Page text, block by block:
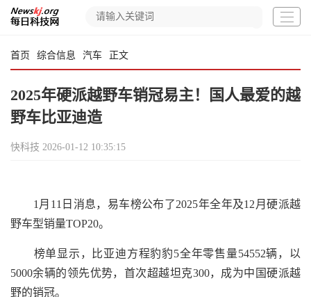
首页 综合信息 汽车 正文
2025年硬派越野车销冠易主！国人最爱的越
野车比亚迪造
快科技 2026-01-12 10:35:15
1月11日消息，易车榜公布了2025年全年及12月硬派越
野车型销量TOP20。
榜单显示，比亚迪方程豹豹5全年零售量54552辆，以
5000余辆的领先优势，首次超越坦克300，成为中国硬派越
野的销冠。